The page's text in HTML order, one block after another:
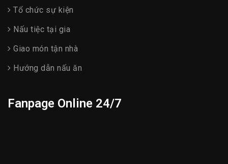
Fanpage Online 24/7
Tổ chức sự kiện
Nấu tiệc tại gia
Giao món tận nhà
Hướng dẫn nấu ăn